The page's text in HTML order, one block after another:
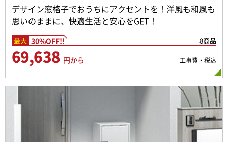
デザイン窓格子でおうちにアクセントを！洋風も和風も
思いのままに、快適生活と安心をGET！
最大 30%OFF!! 8商品
69,638 円から 工事費・税込